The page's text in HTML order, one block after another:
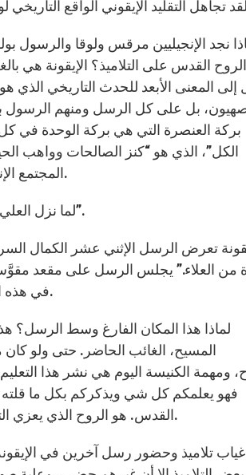
الروح القدس على التلاميذ؟ الإيقونة هي
المعنى الأبعد للحدث التاريخي الذي
بل على كل الرسل ومنهم الرسول
بركة العنصرة التي هي بركة الوحدة في
الكل”، الذي هو “كنز الصالحات وواهب
المجتمع الإنساني إلى قبول رسالة الوحدة الجديدة الموجهة إلى الجميع مع احترام التنوع.
“لما نزل العلي وبلبل الألسن قسم الأمم. وحين وزع الألسن النارية دعا الجميع إلى الوحدة”.
من العلاء.” يجلس الرسل على مقعد
في هذه الإيقونة حاضر وغير منظور، وهو الذي يقود الكنيسة ويسوسها بالروح القدس.
المسيح، الغائب الحاضر. حتى ولو
ومهمة الكنيسة اليوم هي نشر هذا
القدس. هو الروح الذي يعزي التلاميذ، هو الذي يعزز فيهم استذكار تعاليمه ويحييها في وسط جماعة الكنيسة.